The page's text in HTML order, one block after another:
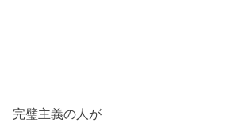
完璧主義の人が